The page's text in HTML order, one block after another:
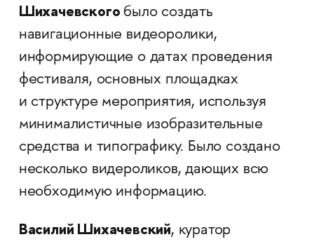
Шихачевского было создать
навигационные видеоролики,
информирующие о датах проведения
фестиваля, основных площадках
и структуре мероприятия, используя
минималистичные изобразительные
средства и типографику. Было создано
несколько видероликов, дающих всю
необходимую информацию.
Василий Шихачевский, куратор